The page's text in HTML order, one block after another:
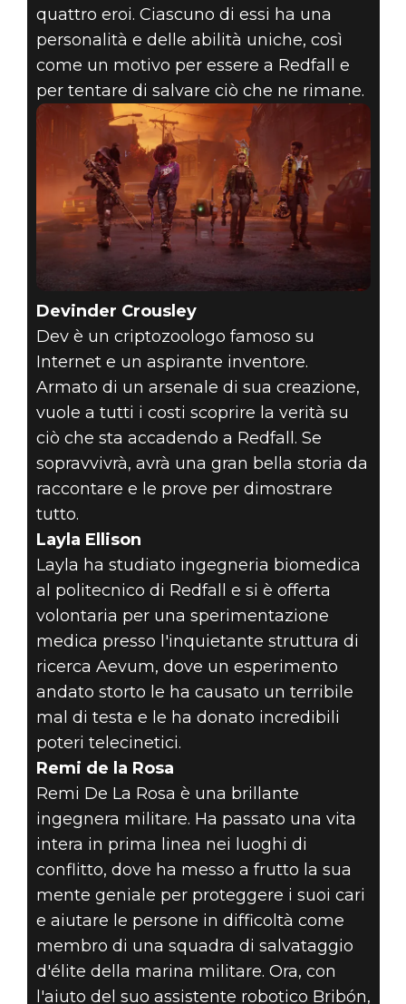
quattro eroi. Ciascuno di essi ha una
personalità e delle abilità uniche, così
come un motivo per essere a Redfall e
per tentare di salvare ciò che ne rimane.
Devinder Crousley
Dev è un criptozoologo famoso su
Internet e un aspirante inventore.
Armato di un arsenale di sua creazione,
vuole a tutti i costi scoprire la verità su
ciò che sta accadendo a Redfall. Se
sopravvivrà, avrà una gran bella storia da
raccontare e le prove per dimostrare
tutto.
Layla Ellison
Layla ha studiato ingegneria biomedica
al politecnico di Redfall e si è offerta
volontaria per una sperimentazione
medica presso l'inquietante struttura di
ricerca Aevum, dove un esperimento
andato storto le ha causato un terribile
mal di testa e le ha donato incredibili
poteri telecinetici.
Remi de la Rosa
Remi De La Rosa è una brillante
ingegnera militare. Ha passato una vita
intera in prima linea nei luoghi di
conflitto, dove ha messo a frutto la sua
mente geniale per proteggere i suoi cari
e aiutare le persone in difficoltà come
membro di una squadra di salvataggio
d'élite della marina militare. Ora, con
l'aiuto del suo assistente robotico Bribón,